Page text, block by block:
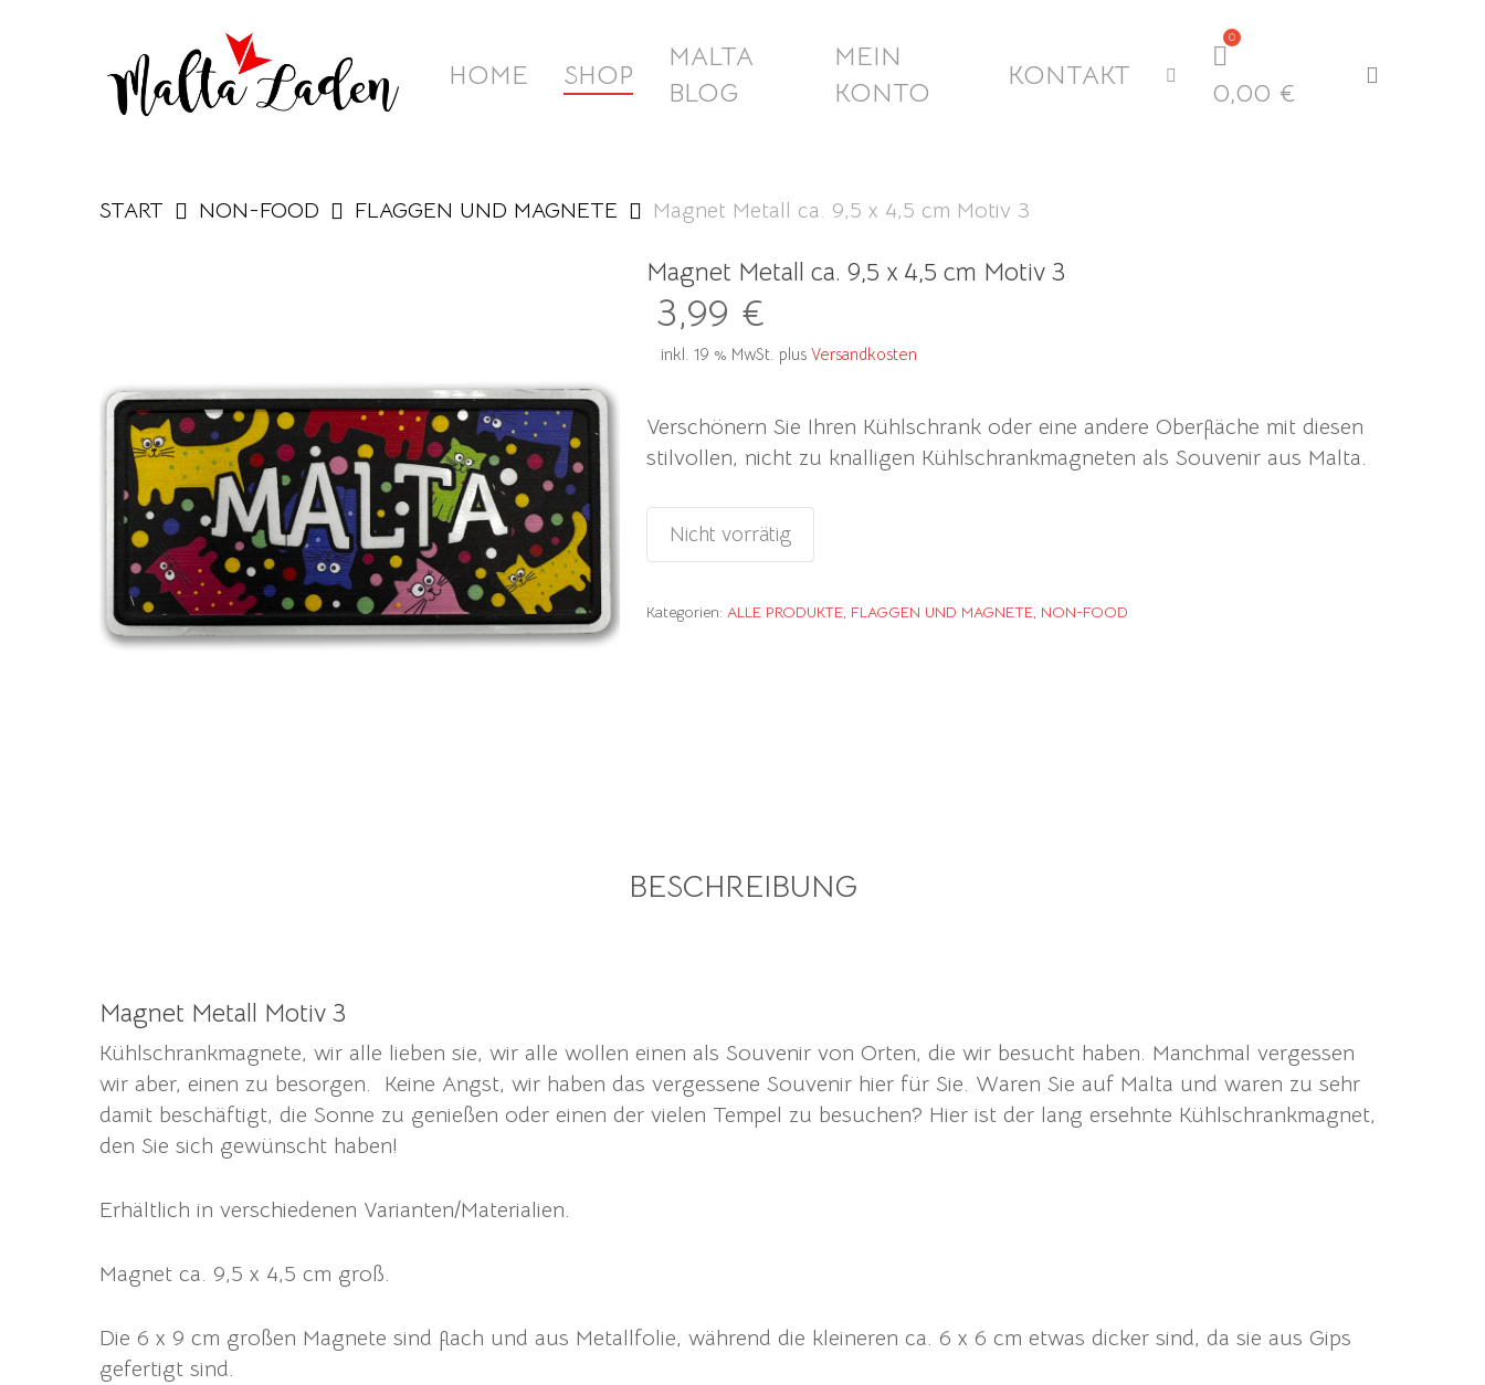
Hit enter to search or ESC to close
Search
HOME SHOP
MALTA
BLOG
MEIN
KONTO
KONTAKT
0,00 €
START NON-FOOD FLAGGEN UND MAGNETE Magnet Metall ca. 9,5 x 4,5 cm Motiv 3
Magnet Metall ca. 9,5 x 4,5 cm Motiv 3
3,99 €
inkl. 19 % MwSt. plus Versandkosten
Verschönern Sie Ihren Kühlschrank oder eine andere Oberfläche mit diesen
stilvollen, nicht zu knalligen Kühlschrankmagneten als Souvenir aus Malta.
Nicht vorrätig
Kategorien: ALLE PRODUKTE, FLAGGEN UND MAGNETE, NON-FOOD
BESCHREIBUNG
Magnet Metall Motiv 3
Kühlschrankmagnete, wir alle lieben sie, wir alle wollen einen als Souvenir von Orten, die wir besucht haben. Manchmal vergessen
wir aber, einen zu besorgen. Keine Angst, wir haben das vergessene Souvenir hier für Sie. Waren Sie auf Malta und waren zu sehr
damit beschäftigt, die Sonne zu genießen oder einen der vielen Tempel zu besuchen? Hier ist der lang ersehnte Kühlschrankmagnet,
den Sie sich gewünscht haben!
Erhältlich in verschiedenen Varianten/Materialien.
Magnet ca. 9,5 x 4,5 cm groß.
Die 6 x 9 cm großen Magnete sind flach und aus Metallfolie, während die kleineren ca. 6 x 6 cm etwas dicker sind, da sie aus Gips
gefertigt sind.